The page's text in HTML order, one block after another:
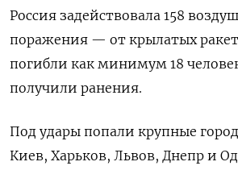
Россия задействовала 158
поражения — от крылатых
погибли как минимум 18
получили ранения.
Под удары попали крупные
Киев, Харьков, Львов, Днепр и